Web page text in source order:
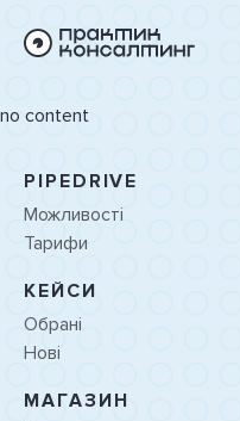
no content
PIPEDRIVE
Можливості
Тарифи
КЕЙСИ
Обрані
Нові
МАГАЗИН